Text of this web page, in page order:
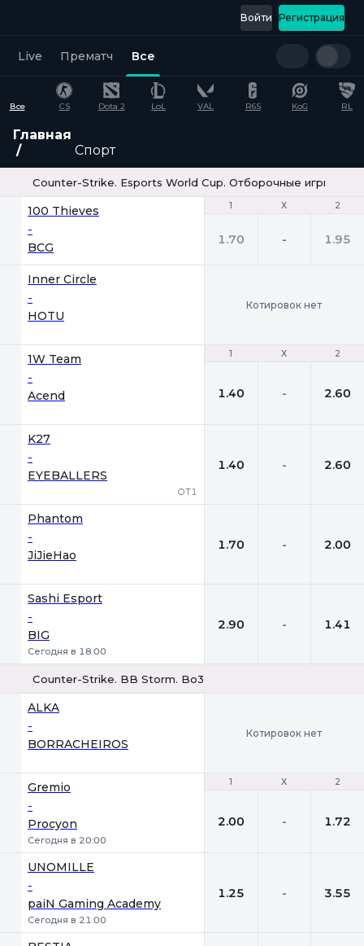
Регистрация
Войти
Live Прематч Все
Все CS Dota 2 LoL VAL R6S KoG RL
Главная
Спорт
Counter-Strike. Esports World Cup. Отборочные игры. Bo3
1 Х 2
100 Thieves
-
BCG
1 Х 2
1.70 - 1.95
Inner Circle
-
HOTU
Котировок нет
1 Х 2
1W Team
-
Acend
1 Х 2
1.40 - 2.60
K27
-
EYEBALLERS
ОТ1
1.40 - 2.60
Phantom
-
JiJieHao
1.70 - 2.00
Sashi Esport
-
BIG
Сегодня в 18:00
2.90 - 1.41
Counter-Strike. BB Storm. Bo3
ALKA
-
BORRACHEIROS
Котировок нет
1 Х 2
Gremio
-
Procyon
Сегодня в 20:00
1 Х 2
2.00 - 1.72
UNOMILLE
-
paiN Gaming Academy
Сегодня в 21:00
1.25 - 3.55